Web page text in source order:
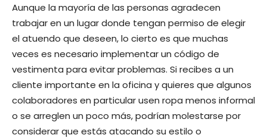
Aunque la mayoría de las personas agradecen
trabajar en un lugar donde tengan permiso de elegir
el atuendo que deseen, lo cierto es que muchas
veces es necesario implementar un código de
vestimenta para evitar problemas. Si recibes a un
cliente importante en la oficina y quieres que algunos
colaboradores en particular usen ropa menos informal
o se arreglen un poco más, podrían molestarse por
considerar que estás atacando su estilo o